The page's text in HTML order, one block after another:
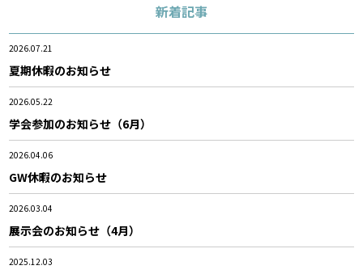
新着記事
2026.07.21
夏期休暇のお知らせ
2026.05.22
学会参加のお知らせ（6月）
2026.04.06
GW休暇のお知らせ
2026.03.04
展示会のお知らせ（4月）
2025.12.03